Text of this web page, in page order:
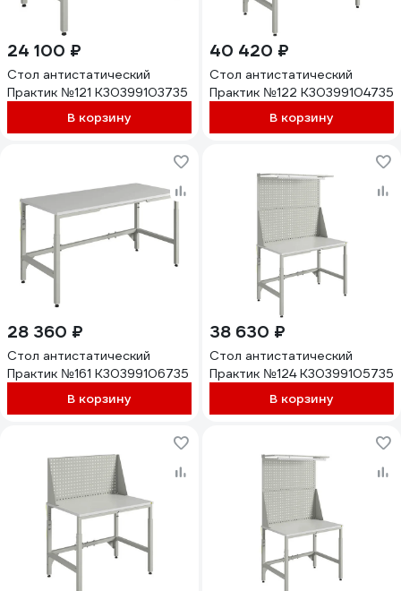
24 100 ₽
Стол антистатический
Практик №121 К30399103735
В корзину
40 420 ₽
Стол антистатический
Практик №122 К30399104735
В корзину
28 360 ₽
Стол антистатический
Практик №161 К30399106735
В корзину
38 630 ₽
Стол антистатический
Практик №124 К30399105735
В корзину